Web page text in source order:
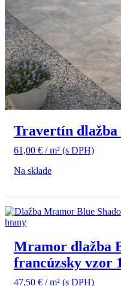
Travertín dlažba
61,00 € / m² (s DPH)
Na sklade
Mramor dlažba
francúzsky vzor
47,50 € / m² (s DPH)